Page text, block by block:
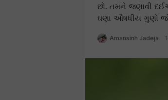
છો. તમને જણાવી
ઘણા ઔષધીય ગુણો
Amansinh Jadeja